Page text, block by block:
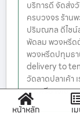
บริการดี จัดส่ง
ครบวงจร ร้าน
ปริมณฑล ดีไซน์
พัดลม พวงหรีด
พวงหรีดปทุมธ
delivery to
วัดลาดปลาเค้า
พระศรีบางเข
หน้าหลัก
เ